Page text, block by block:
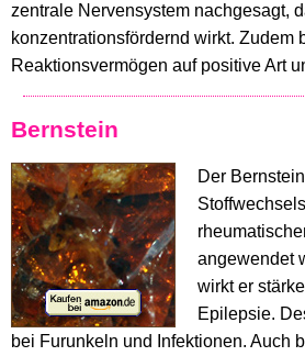
zentrale Nervensystem nachgesagt,
konzentrationsfördernd wirkt. Zudem
Reaktionsvermögen auf positive Art
Bernstein
Der
angewendet
wirkt er
Epilepsie.
bei Furunkeln und Infektionen. Auch